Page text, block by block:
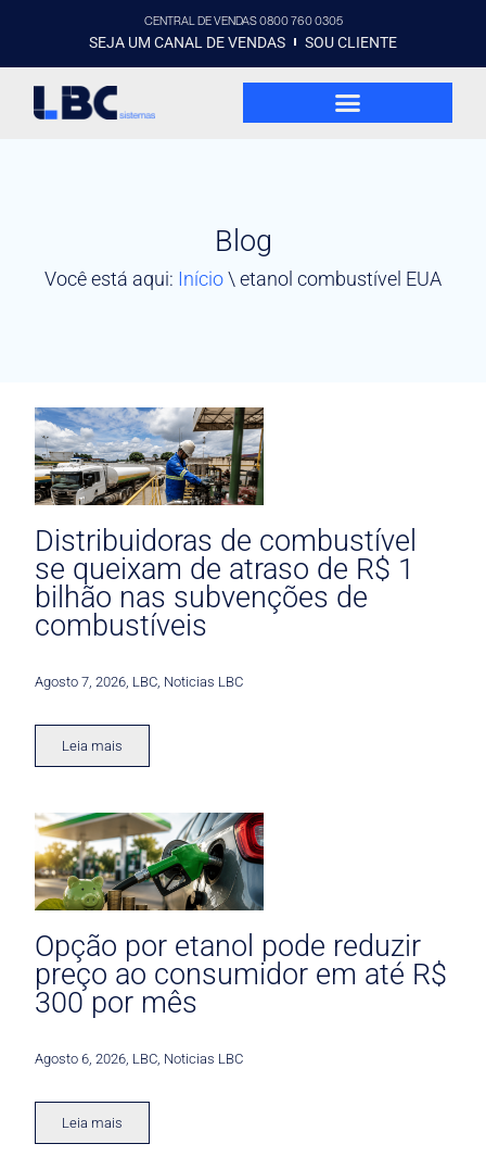
CENTRAL DE VENDAS 0800 760 0305
SEJA UM CANAL DE VENDAS SOU CLIENTE
Blog
Você está aqui: Início\ etanol combustível EUA
Distribuidoras de combustível
se queixam de atraso de R$ 1
bilhão nas subvenções de
combustíveis
Agosto 7, 2026 LBC Noticias LBC
Leia mais
Opção por etanol pode reduzir
preço ao consumidor em até R$
300 por mês
Agosto 6, 2026 LBC Noticias LBC
Leia mais